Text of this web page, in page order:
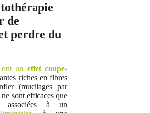
de
perdre du
un effet coupe-
riches en fibres
(mucilages par
sont efficaces que
à un